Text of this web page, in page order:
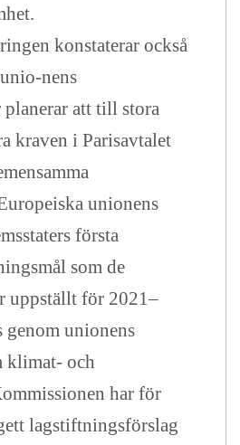
konstaterar också
nens
planerar att till stora
kraven i Parisavtalet
unionens
första
som de
uppställt för 2021–
genom unionens
klimat- och
har för
lagstiftningsförslag